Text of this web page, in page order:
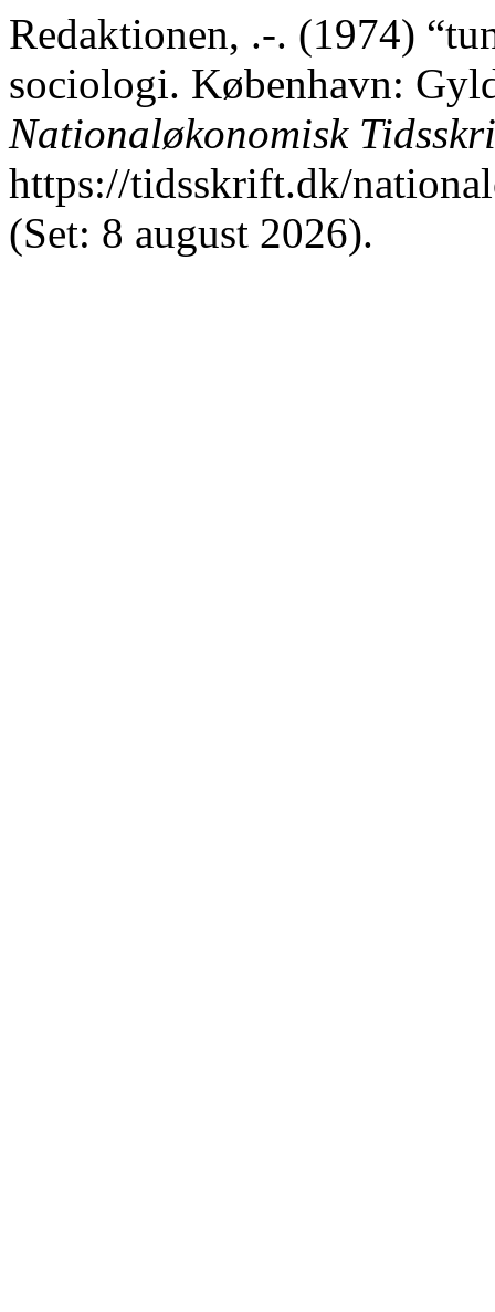
Redaktionen, .-. (1974)
sociologi. København:
Nationaløkonomisk
https://tidsskrift.dk/
(Set: 8 august 2026).